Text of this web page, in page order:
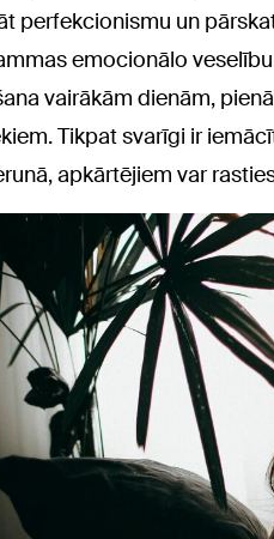
perfekcionismu un
emocionālo
vairākām dienām,
Tikpat svarīgi ir
apkārtējiem var